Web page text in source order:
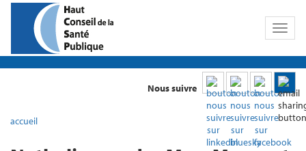
Toggle
Nous suivre
accueil